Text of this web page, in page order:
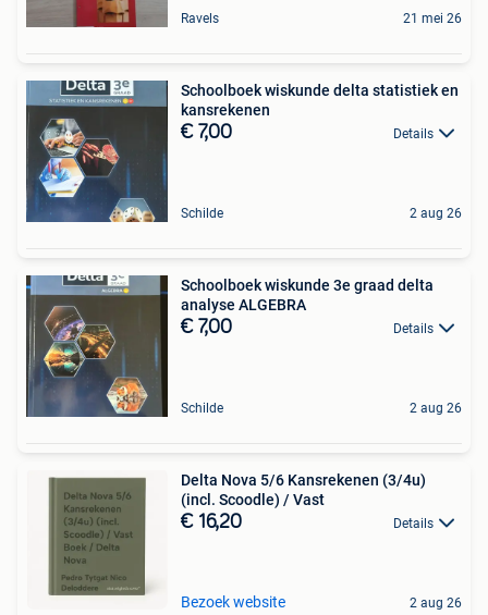
Ravels 21 mei 26
Schoolboek wiskunde delta statistiek en
kansrekenen
€ 7,00 Details
Schilde 2 aug 26
Schoolboek wiskunde 3e graad delta
analyse ALGEBRA
€ 7,00 Details
Schilde 2 aug 26
Delta Nova 5/6 Kansrekenen (3/4u)
(incl. Scoodle) / Vast
€ 16,20 Details
Bezoek website 2 aug 26